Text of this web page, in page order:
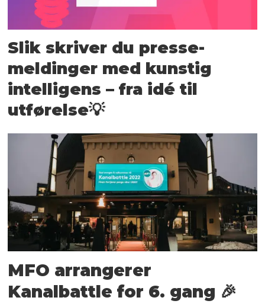
Slik skriver du presse­
meldinger med kunstig
intelligens – fra idé til
utførelse💡
MFO arrangerer
Kanalbattle for 6. gang 🎉